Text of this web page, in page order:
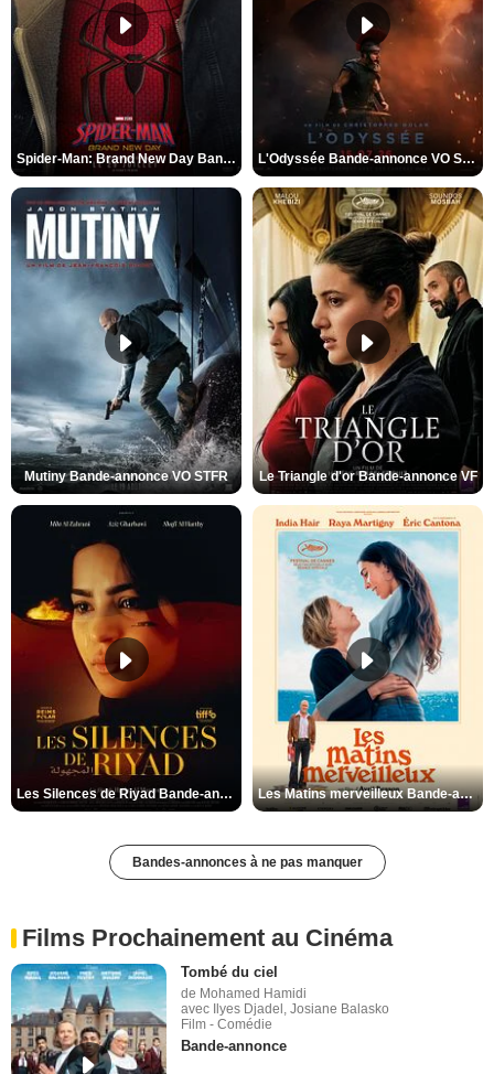
Spider-Man: Brand New Day Bande-annonce VO STFR L'Odyssée Bande-annonce VO STFR
Mutiny Bande-annonce VO STFR Le Triangle d'or Bande-annonce VF
Les Silences de Riyad Bande-annonce VO STFR Les Matins merveilleux Bande-annonce VF
Bandes-annonces à ne pas manquer
Films Prochainement au Cinéma
Tombé du ciel
de Mohamed Hamidi
avec Ilyes Djadel, Josiane Balasko
Film - Comédie
Bande-annonce